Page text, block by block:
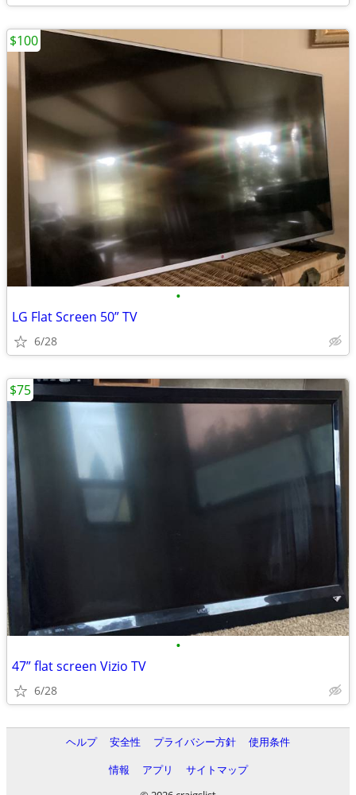
•
LG Flat Screen 50” TV
6/28
$100
•
47” flat screen Vizio TV
6/28
$75
ヘルプ 安全性 プライバシー方針
使用条件
情報
アプリ
サイトマップ